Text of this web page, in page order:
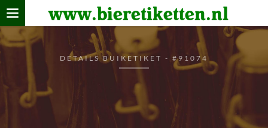
www.bieretiketten.nl
Home
verzamelen
De bierkaart
Bezoekers
DETAILS BUIKETIKET - #91074